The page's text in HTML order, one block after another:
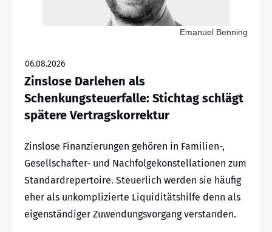
Emanuel Benning
06.08.2026
Zinslose Darlehen als
Schenkungsteuerfalle: Stichtag schlägt
spätere Vertragskorrektur
Zinslose Finanzierungen gehören in Familien-,
Gesellschafter- und Nachfolgekonstellationen zum
Standardrepertoire. Steuerlich werden sie häufig
eher als unkomplizierte Liquiditätshilfe denn als
eigenständiger Zuwendungsvorgang verstanden.